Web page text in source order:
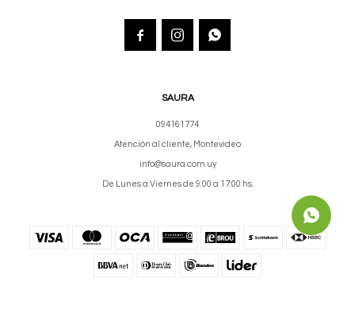
SAURA
094161774
Atención al cliente, Montevideo
info@saura.com.uy
De Lunes a Viernes de 9:00 a 17:00 hs.
  